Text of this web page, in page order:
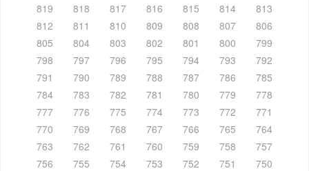
819
818 817 816 815 814
813
812
811 810 809 808 807
806
805
804 803 802 801 800
799
798
797 796 795 794 793
792
791
790 789 788 787 786
785
784
783 782 781 780 779
778
777
776 775 774 773 772
771
770
769 768 767 766 765
764
763
762 761 760 759 758
757
756
755 754 753 752 751
750